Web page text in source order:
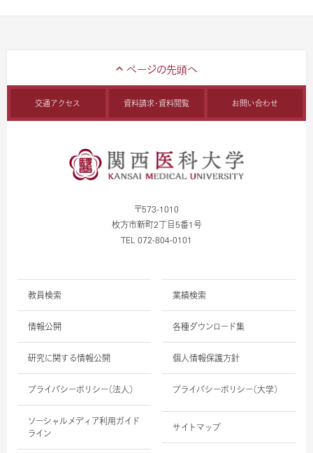
交通アクセス 資料請求・資料閲覧 お問い合わせ
〒573-1010
枚方市新町2丁目5番1号
TEL 072-804-0101
教員検索 業績検索
情報公開 各種ダウンロード集
研究に関する情報公開 個人情報保護方針
プライバシーポリシー（法人） プライバシーポリシー（大学）
ソーシャルメディア利用ガイド
ライン
サイトマップ